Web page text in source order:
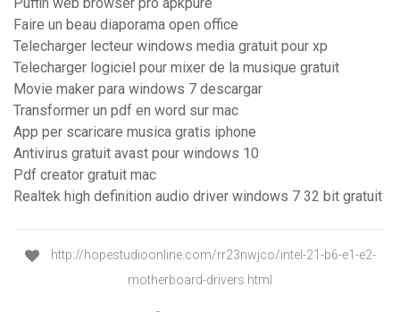
Puffin web browser pro apkpure
Faire un beau diaporama open office
Telecharger lecteur windows media gratuit pour xp
Telecharger logiciel pour mixer de la musique gratuit
Movie maker para windows 7 descargar
Transformer un pdf en word sur mac
App per scaricare musica gratis iphone
Antivirus gratuit avast pour windows 10
Pdf creator gratuit mac
Realtek high definition audio driver windows 7 32 bit gratuit
http://hopestudioonline.com/rr23nwjco/intel-21-b6-e1-e2-
motherboard-drivers.html